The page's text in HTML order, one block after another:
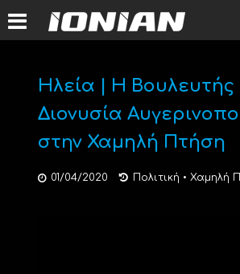
Ηλεία | Η Βουλευτής
Διονυσία
στην Χαμηλή Πτήση
01/04/2020 Πολιτική • Χαμηλή